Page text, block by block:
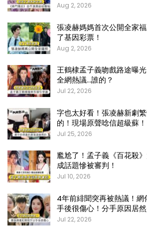
Aug 2, 2026
張凌赫媽媽首次公開全家
了基因彩票！
Aug 2, 2026
王鶴棣孟子義吻戲路途曝
全網熱議…誰的？
Jul 22, 2026
字也太好看！張凌赫新劇
的！現場原聲唸信超級蘇！
Jul 25, 2026
尷尬了！孟子義《百花殺
成話題慘被審判！
Jul 10, 2026
4年前緋聞突再被熱議！
手後很傷心！分手原因居
Jul 22, 2026